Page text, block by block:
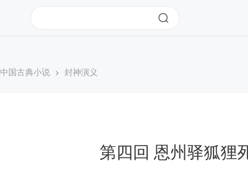
中国古典小说 封神演义
第四回 恩州驿狐狸